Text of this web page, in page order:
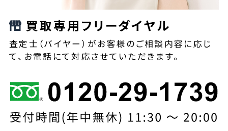
買取専用フリーダイヤル
査定士（バイヤー）がお客様のご相談内容に応じ
て、お電話にて対応させていただきます。